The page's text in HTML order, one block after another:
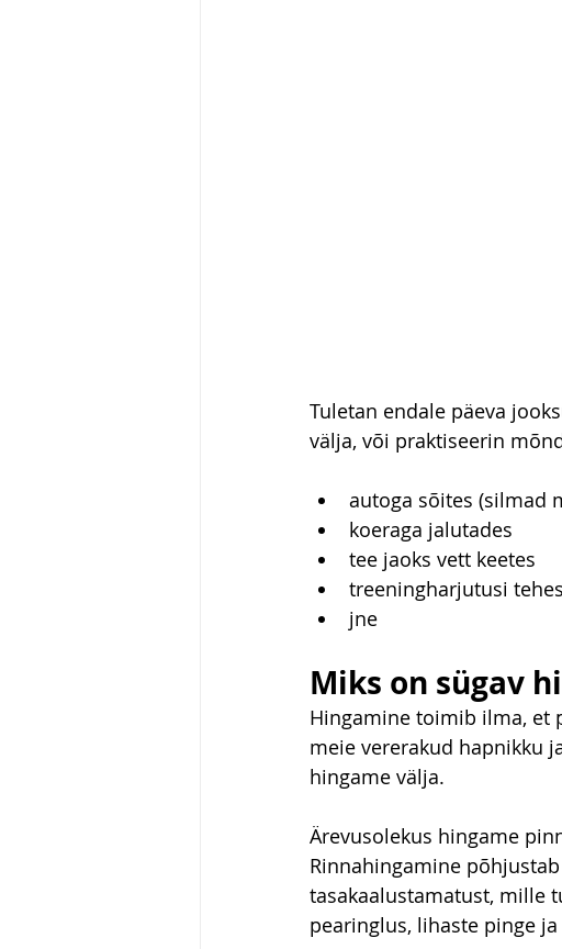
Tuletan endale päeva
välja, või praktiseerin
autoga sõites (silmad
koeraga jalutades
tee jaoks vett keetes
treeningharjutusi tehes
jne
Miks on sügav
Hingamine toimib ilma, et
meie vererakud hapnikku
hingame välja.
Ärevusolekus hingame
Rinnahingamine
tasakaalustamatust, mille
pearinglus, lihaste pinge